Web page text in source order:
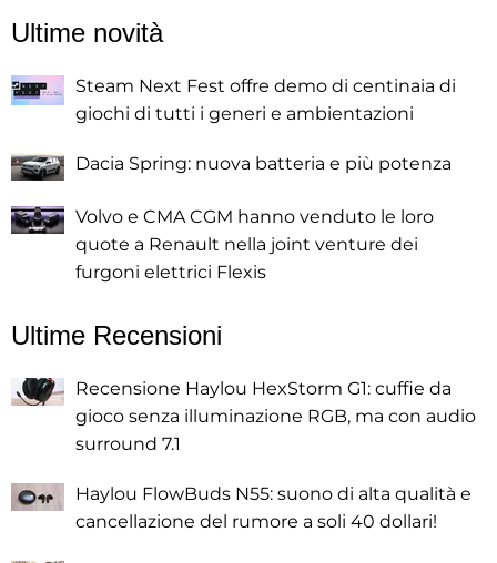
Ultime novità
Steam Next Fest offre demo di centinaia di
giochi di tutti i generi e ambientazioni
Dacia Spring: nuova batteria e più potenza
Volvo e CMA CGM hanno venduto le loro
quote a Renault nella joint venture dei
furgoni elettrici Flexis
Ultime Recensioni
Recensione Haylou HexStorm G1: cuffie da
gioco senza illuminazione RGB, ma con audio
surround 7.1
Haylou FlowBuds N55: suono di alta qualità e
cancellazione del rumore a soli 40 dollari!